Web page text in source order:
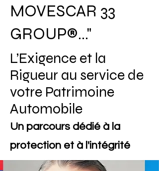
MOVESCAR 33
GROUP®..."
L’Exigence et la
Rigueur au service de
votre Patrimoine
Automobile
Un parcours dédié à la
protection et à l'intégrité